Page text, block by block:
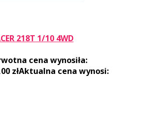
218T 1/10 4WD
cena wynosiła:
złAktualna cena wynosi: